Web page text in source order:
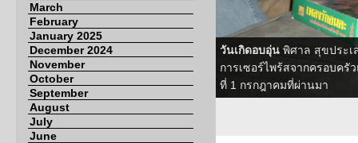
March
February
January 2025
December 2024
November
October
September
August
July
June
วันเกิดอบอุ่น พิศาล สุขประเ
การเซอร์ไพร้สจากครอบค
ที่ 1 กรกฎาคมที่ผ่านมา